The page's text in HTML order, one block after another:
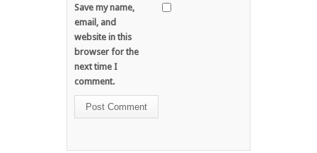
Save my name,
email, and
website in this
browser for the
next time I
comment.